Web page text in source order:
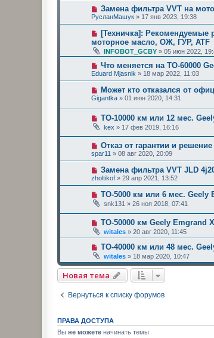
Замена фильтра VVT на
РусланМашук » 17 янв 2023, 19:38
[Техничка]: Рекомендуемые
моторное масло, ОЖ, ГУР, ATF
INFOBOT_GCBY » 05 июн 2022,
Что меняется на ТО-60000
Eduard Mjasnik » 18 мар 2022, 11:03
Может кто отказался от
Gigantka » 01 июн 2020, 14:31
ТО-10000 км или 12 мес.
kex » 17 фев 2019, 16:16
Отказ от гарантии и
spar11 » 08 авг 2020, 20:09
Замена фильтра VVT JLD
zholtikof » 29 апр 2021, 13:52
ТО-5000 км или 6 мес. Geely
snk131 » 26 ноя 2018, 07:41
ТО-50000 км Geely Emgrand
witales » 20 авг 2020, 11:45
ТО-40000 км или 48 мес.
witales » 18 мар 2020, 10:47
Новая тема
Вернуться к списку форумов
ПРАВА ДОСТУПА
Вы не можете начинать темы